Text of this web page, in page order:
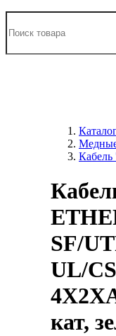
Кабель
SF/
UL/
кат,